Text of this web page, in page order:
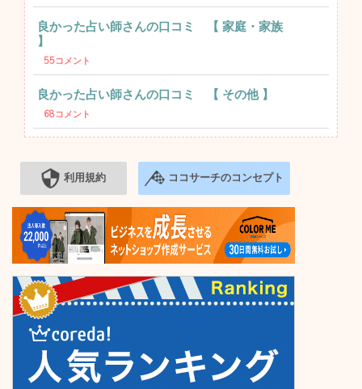
良かった占い師さんの口コミ 【 家庭・家族
】
55コメント
良かった占い師さんの口コミ 【 その他 】
68コメント
利用規約 ココサーチのコンセプト